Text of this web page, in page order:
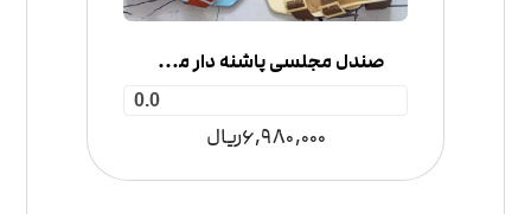
صندل مجلسی پاشنه دار مدل دو سگک
0.0
6,980,000ریال